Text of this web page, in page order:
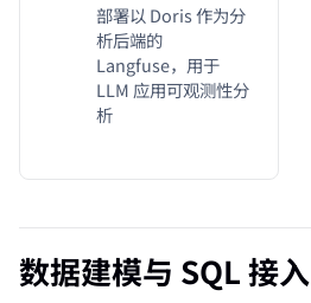
部署以 Doris 作为分
析后端的
Langfuse，用于
LLM 应用可观测性分
析
数据建模与 SQL 接入